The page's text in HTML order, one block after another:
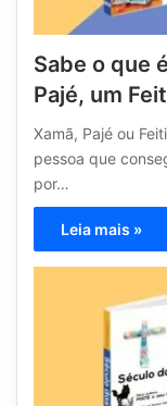
Sabe o que
Pajé, um
Xamã, Pajé ou
pessoa que
por…
Leia mais »